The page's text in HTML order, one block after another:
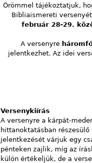
Örömmel tájékoztatjuk,
Bibliaismereti
február 28-29.
A versenyre
jelentkezhet. Az idei
Versenykiírás
A versenyre a kárpát-
hittanoktatásban
jelentkezését várjuk egy
pénteken zajlik, míg az
külön értékeljük, de a